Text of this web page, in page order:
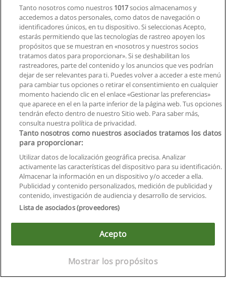
Reglas de uso
Privacidad de datos
Copyright © Educaedu Business S.L. - CIF : B-95610580: -
www.educaedu.com.ec
Tanto nosotros como nuestros 1017socios almacenamos y
accedemos a datos personales, como datos de navegación o
identificadores únicos, en tu dispositivo. Si seleccionas Acepto,
estarás permitiendo que las tecnologías de rastreo apoyen los
propósitos que se muestran en «nosotros y nuestros socios
tratamos datos para proporcionar». Si se deshabilitan los
rastreadores, parte del contenido y los anuncios que ves podrían
dejar de ser relevantes para ti. Puedes volver a acceder a este menú
para cambiar tus opciones o retirar el consentimiento en cualquier
momento haciendo clic en el enlace «Gestionar las preferencias»
que aparece en el en la parte inferior de la página web. Tus opciones
tendrán efecto dentro de nuestro Sitio web. Para saber más,
consulta nuestra política de privacidad.
Tanto nosotros como nuestros asociados tratamos los datos
para proporcionar:
Utilizar datos de localización geográfica precisa. Analizar
activamente las características del dispositivo para su identificación.
Almacenar la información en un dispositivo y/o acceder a ella.
Publicidad y contenido personalizados, medición de publicidad y
contenido, investigación de audiencia y desarrollo de servicios.
Lista de asociados (proveedores)
Acepto
Mostrar los propósitos